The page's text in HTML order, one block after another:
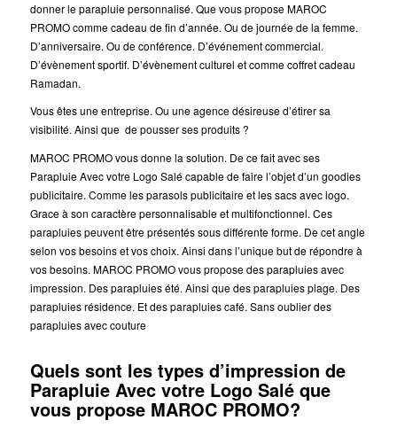
donner le parapluie personnalisé. Que vous propose MAROC
PROMO comme cadeau de fin d’année. Ou de journée de la femme.
D’anniversaire. Ou de conférence. D’événement commercial.
D’évènement sportif. D’évènement culturel et comme coffret cadeau
Ramadan.
Vous êtes une entreprise. Ou une agence désireuse d’étirer sa
visibilité. Ainsi que de pousser ses produits ?
MAROC PROMO vous donne la solution. De ce fait avec ses
Parapluie Avec votre Logo Salé capable de faire l’objet d’un goodies
publicitaire. Comme les parasols publicitaire et les sacs avec logo.
Grace à son caractère personnalisable et multifonctionnel. Ces
parapluies peuvent être présentés sous différente forme. De cet angle
selon vos besoins et vos choix. Ainsi dans l’unique but de répondre à
vos besoins. MAROC PROMO vous propose des parapluies avec
impression. Des parapluies été. Ainsi que des parapluies plage. Des
parapluies résidence. Et des parapluies café. Sans oublier des
parapluies avec couture
Quels sont les types d’impression de
Parapluie Avec votre Logo Salé que
vous propose MAROC PROMO?